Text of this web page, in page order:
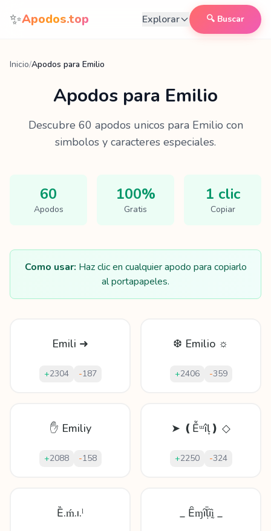
Saltar al contenido
✨Apodos.top Explorar 🔍 Buscar
Inicio/Apodos para Emilio
Apodos para Emilio
Descubre 60 apodos unicos para Emilio con
simbolos y caracteres especiales.
60
Apodos
100%
Gratis
1 clic
Copiar
Como usar: Haz clic en cualquier apodo para copiarlo
al portapapeles.
Emili ➜
+2304 -187
❆ Emilio ☼
+2406 -359
✋ Emiliy
+2088 -158
➤ ❪Ễᵚîļ❫ ◇
+2250 -324
Ȅ.ḿ.ı.ˡ _ Ȇɱȋḹĩḭ _